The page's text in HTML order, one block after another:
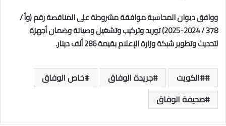
ووافق ديوان المحاسبة موافقة مشروطةعلى المناقصة رقم (وأ /
378 / 2024-2025) توريد وتركيب وتشغيل وصيانة وضمان أجهزة
لتحديث وتطوير شبكة وزارة الإعلام بقيمة 286 ألف دينار.
#الكويت جريدة الوفاق
خاص الوفاق
صحيفة الوفاق